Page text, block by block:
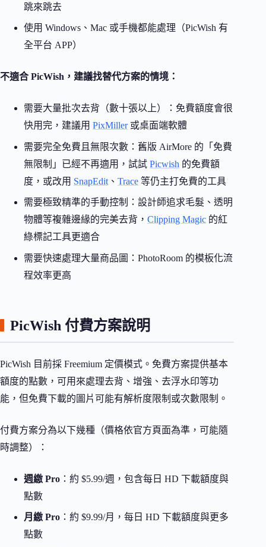
跳來跳去
使用 Windows、Mac 或手機都能處理（PicWish 有
全平台 APP）
不適合 PicWish，建議找替代方案的情境：
需要大量批次去背（數十張以上）：免費額度會很
快用完，建議用 PixMiller或桌面端軟體
需要完全免費且無限次數：舊版 AirMore 的「免費
無限制」已經不再適用，試試 Picwish 的免費額
度，或改用 SnapEdit 、 Trace 等仍主打免費的工具
需要極致精準的手動控制：設計師追求毛髮、透明
物體等複雜邊緣的完美去背， Clipping Magic 的紅
綠標記工具更適合
需要快速處理大量商品圖：PhotoRoom 的模板化流
程效率更高
PicWish 付費方案說明
PicWish 目前採 Freemium 定價模式。免費方案提供基本
額度的點數，可用來處理去背、增強、去浮水印等功
能，但免費下載的圖片可能有解析度限制或次數限制。
付費方案分為以下幾種（價格依官方頁面為準，可能隨
時調整）：
週繳 Pro ：約 $5.99/週，包含每日 HD 下載額度與
點數
月繳 Pro ：約 $9.99/月，每日 HD 下載額度與更多
點數